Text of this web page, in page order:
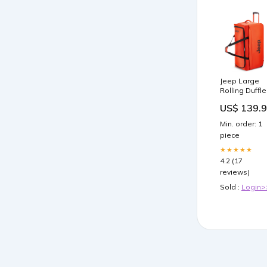
Jeep Large
Rolling Duffle
US$
Min. order: 1
piece
★★★★★
4.2 (17
reviews)
Sold :